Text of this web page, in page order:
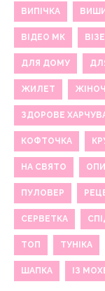
ВИПІЧКА
ВІДЕО МК
ДЛЯ ДОМУ
ЖИЛЕТ
ЗДОРОВЕ
КОФТОЧКА
НА СВЯТО
ПУЛОВЕР
СЕРВЕТКА
ТОП ТУНІКА
ШАПКА ІЗ